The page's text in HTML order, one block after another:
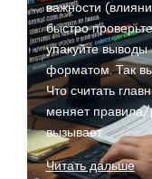
важности
быстро
упакуйте
форматом. Так
Что считать
меняет правила/
вызывает
Главные
Читать дальше